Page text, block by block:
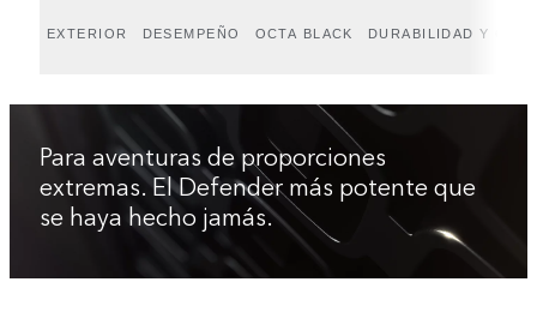
EXTERIOR DESEMPEÑO OCTA BLACK DURABILIDAD Y
Para aventuras de proporciones
extremas. El Defender más potente que
se haya hecho jamás.